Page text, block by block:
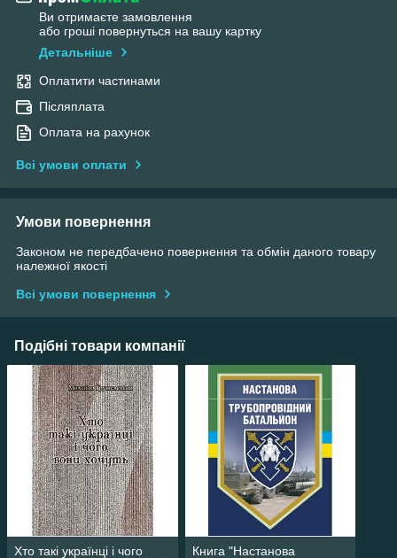
Ви отримаєте замовлення
або гроші повернуться на вашу картку
Детальніше
Оплатити частинами
Післяплата
Оплата на рахунок
Всі умови оплати
Умови повернення
Законом не передбачено повернення та обмін даного товару
належної якості
Всі умови повернення
Подібні товари компанії
Хто такі українці і чого
Книга "Настанова